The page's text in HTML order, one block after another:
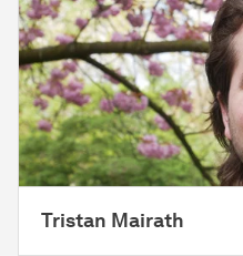
Tristan Mairath